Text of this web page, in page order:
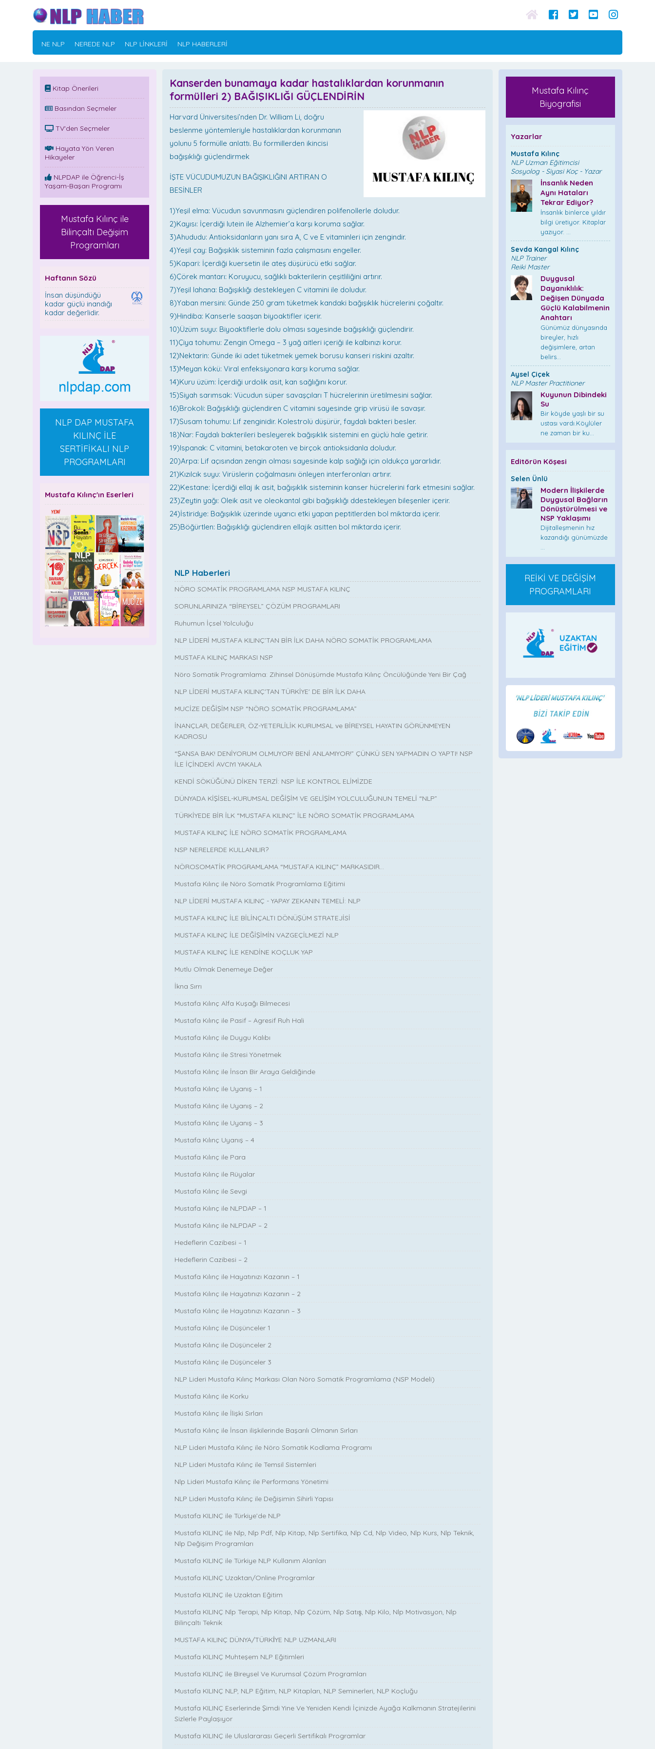
NE NLP NEREDE NLP NLP LİNKLERİ NLP HABERLERİ
Kitap Önerileri
Basından Seçmeler
TV'den Seçmeler
Hayata Yön Veren
Hikayeler
NLPDAP ile Öğrenci-İş
Yaşam-Başarı Programı
Mustafa Kılınç ile
Bilinçaltı Değişim
Programları
Haftanın Sözü
İnsan düşündüğü
kadar güçlü inandığı
kadar değerlidir.
NLP DAP MUSTAFA
KILINÇ İLE
SERTİFİKALI NLP
PROGRAMLARI
Mustafa Kılınç'ın Eserleri
Kanserden bunamaya kadar hastalıklardan korunmanın
formülleri 2) BAĞIŞIKLIĞI GÜÇLENDİRİN
Harvard Üniversitesi’nden Dr. William Li, doğru
beslenme yöntemleriyle hastalıklardan korunmanın
yolunu 5 formülle anlattı. Bu formillerden ikincisi
bağışıklığı güçlendirmek
İŞTE VÜCUDUMUZUN BAĞIŞIKLIĞINI ARTIRAN O
BESİNLER
1)Yeşil elma: Vücudun savunmasını güçlendiren polifenollerle doludur.
2)Kayısı: İçerdiği lutein ile Alzhemier’a karşı koruma sağlar.
3)Ahududu: Antioksidanların yanı sıra A, C ve E vitaminleri için zengindir.
4)Yeşil çay: Bağışıklık sisteminin fazla çalışmasını engeller.
5)Kapari: İçerdiği kuersetin ile ateş düşürücü etki sağlar.
6)Çörek mantarı: Koruyucu, sağlıklı bakterilerin çeşitliliğini artırır.
7)Yeşil lahana: Bağışıklığı destekleyen C vitamini ile doludur.
8)Yaban mersini: Günde 250 gram tüketmek kandaki bağışıklık hücrelerini çoğaltır.
9)Hindiba: Kanserle saaşan biyoaktifler içerir.
10)Üzüm suyu: Biyoaktiflerle dolu olması sayesinde bağışıklığı güçlendirir.
11)Çiya tohumu: Zengin Omega – 3 yağ aitleri içeriği ile kalbınızı korur.
12)Nektarin: Günde iki adet tüketmek yemek borusu kanseri riskini azaltır.
13)Meyan kökü: Viral enfeksiyonara karşı koruma sağlar.
14)Kuru üzüm: İçerdiği urdolik asit, kan sağlığını korur.
15)Siyah sarımsak: Vücudun süper savaşçıları T hücrelerinin üretilmesini sağlar.
16)Brokoli: Bağışıklığı güçlendiren C vitamini sayesinde grip virüsü ile savaşır.
17)Susam tohumu: Lif zenginidir. Kolestrolü düşürür, faydalı bakteri besler.
18)Nar: Faydalı bakterileri besleyerek bağışıklık sistemini en güçlü hale getirir.
19)Ispanak: C vitamini, betakaroten ve birçok antioksidanla doludur.
20)Arpa: Lif açısından zengin olması sayesinde kalp sağlığı için oldukça yararlıdır.
21)Kızılcık suyu: Virüslerin çoğalmasını önleyen interferonları artırır.
22)Kestane: İçerdiği ellaj ik asit, bağışıklık sisteminin kanser hücrelerini fark etmesini sağlar.
23)Zeytin yağı: Oleik asit ve oleokantal gibi bağışıklığı ddestekleyen bileşenler içerir.
24)İstiridye: Bağışıklık üzerinde uyarıcı etki yapan peptitlerden bol miktarda içerir.
25)Böğürtlen: Bağışıklığı güçlendiren ellajik asitten bol miktarda içerir.
NLP Haberleri
NÖRO SOMATİK PROGRAMLAMA NSP MUSTAFA KILINÇ
SORUNLARINIZA “BİREYSEL” ÇÖZÜM PROGRAMLARI
Ruhumun İçsel Yolculuğu
NLP LİDERİ MUSTAFA KILINÇ’TAN BİR İLK DAHA NÖRO SOMATİK PROGRAMLAMA
MUSTAFA KILINÇ MARKASI NSP
Nöro Somatik Programlama: Zihinsel Dönüşümde Mustafa Kılınç Öncülüğünde Yeni Bir Çağ
NLP LİDERİ MUSTAFA KILINÇ'TAN TÜRKİYE' DE BİR İLK DAHA
MUCİZE DEĞİŞİM NSP “NÖRO SOMATİK PROGRAMLAMA”
İNANÇLAR, DEĞERLER, ÖZ-YETERLİLİK KURUMSAL ve BİREYSEL HAYATIN GÖRÜNMEYEN
KADROSU
“ŞANSA BAK! DENİYORUM OLMUYOR! BENİ ANLAMIYOR!” ÇÜNKÜ SEN YAPMADIN O YAPTI! NSP
İLE İÇİNDEKİ AVCIYI YAKALA
KENDİ SÖKÜĞÜNÜ DİKEN TERZİ: NSP İLE KONTROL ELİMİZDE
DÜNYADA KİŞİSEL-KURUMSAL DEĞİŞİM VE GELİŞİM YOLCULUĞUNUN TEMELİ “NLP”
TÜRKİYEDE BİR İLK “MUSTAFA KILINÇ” İLE NÖRO SOMATİK PROGRAMLAMA
MUSTAFA KILINÇ İLE NÖRO SOMATİK PROGRAMLAMA
NSP NERELERDE KULLANILIR?
NÖROSOMATİK PROGRAMLAMA “MUSTAFA KILINÇ” MARKASIDIR…
Mustafa Kılınç ile Nöro Somatik Programlama Eğitimi
NLP LİDERİ MUSTAFA KILINÇ - YAPAY ZEKANIN TEMELİ: NLP
MUSTAFA KILINÇ İLE BİLİNÇALTI DÖNÜŞÜM STRATEJİSİ
MUSTAFA KILINÇ İLE DEĞİŞİMİN VAZGEÇİLMEZİ NLP
MUSTAFA KILINÇ İLE KENDİNE KOÇLUK YAP
Mutlu Olmak Denemeye Değer
İkna Sırrı
Mustafa Kılınç Alfa Kuşağı Bilmecesi
Mustafa Kılınç ile Pasif – Agresif Ruh Hali
Mustafa Kılınç ile Duygu Kalıbı
Mustafa Kılınç ile Stresi Yönetmek
Mustafa Kılınç ile İnsan Bir Araya Geldiğinde
Mustafa Kılınç ile Uyanış – 1
Mustafa Kılınç ile Uyanış – 2
Mustafa Kılınç ile Uyanış – 3
Mustafa Kılınç Uyanış – 4
Mustafa Kılınç ile Para
Mustafa Kılınç ile Rüyalar
Mustafa Kılınç ile Sevgi
Mustafa Kılınç ile NLPDAP – 1
Mustafa Kılınç ile NLPDAP – 2
Hedeflerin Cazibesi – 1
Hedeflerin Cazibesi – 2
Mustafa Kılınç ile Hayatınızı Kazanın – 1
Mustafa Kılınç ile Hayatınızı Kazanın – 2
Mustafa Kılınç ile Hayatınızı Kazanın – 3
Mustafa Kılınç ile Düşünceler 1
Mustafa Kılınç ile Düşünceler 2
Mustafa Kılınç ile Düşünceler 3
NLP Lideri Mustafa Kılınç Markası Olan Nöro Somatik Programlama (NSP Modeli)
Mustafa Kılınç ile Korku
Mustafa Kılınç ile İlişki Sırları
Mustafa Kılınç ile İnsan ilişkilerinde Başarılı Olmanın Sırları
NLP Lideri Mustafa Kılınç ile Nöro Somatik Kodlama Programı
NLP Lideri Mustafa Kılınç ile Temsil Sistemleri
Nlp Lideri Mustafa Kılınç ile Performans Yönetimi
NLP Lideri Mustafa Kılınç ile Değişimin Sihirli Yapısı
Mustafa KILINÇ ile Türkiye’de NLP
Mustafa KILINÇ ile Nlp, Nlp Pdf, Nlp Kitap, Nlp Sertifika, Nlp Cd, Nlp Video, Nlp Kurs, Nlp Teknik,
Nlp Değişim Programları
Mustafa KILINÇ ile Türkiye NLP Kullanım Alanları
Mustafa KILINÇ Uzaktan/Online Programlar
Mustafa KILINÇ ile Uzaktan Eğitim
Mustafa KILINÇ Nlp Terapi, Nlp Kitap, Nlp Çözüm, Nlp Satış, Nlp Kilo, Nlp Motivasyon, Nlp
Bilinçaltı Teknik
MUSTAFA KILINÇ DÜNYA/TÜRKİYE NLP UZMANLARI
Mustafa KILINÇ Muhteşem NLP Eğitimleri
Mustafa KILINÇ ile Bireysel Ve Kurumsal Çözüm Programları
Mustafa KILINÇ NLP, NLP Eğitim, NLP Kitapları, NLP Seminerleri, NLP Koçluğu
Mustafa KILINÇ Eserlerinde Şimdi Yine Ve Yeniden Kendi İçinizde Ayağa Kalkmanın Stratejilerini
Sizlerle Paylaşıyor
Mustafa KILINÇ ile Uluslararası Geçerli Sertifikalı Programlar
Mustafa Kılınç
Biyografisi
Yazarlar
Mustafa Kılınç
NLP Uzman Eğitimcisi
Sosyolog - Siyasi Koç - Yazar
İnsanlık Neden
Aynı Hataları
Tekrar Ediyor?
İnsanlık binlerce yıldır
bilgi üretiyor. Kitaplar
yazıyor. ...
Sevda Kangal Kılınç
NLP Trainer
Reiki Master
Duygusal
Dayanıklılık:
Değişen Dünyada
Güçlü Kalabilmenin
Anahtarı
Günümüz dünyasında
bireyler, hızlı
değişimlere, artan
belirs...
Aysel Çiçek
NLP Master Practitioner
Kuyunun Dibindeki
Su
Bir köyde yaşlı bir su
ustası vardı.Köylüler
ne zaman bir ku...
Editörün Köşesi
Selen Ünlü
Modern İlişkilerde
Duygusal Bağların
Dönüştürülmesi ve
NSP Yaklaşımı
Dijitalleşmenin hız
kazandığı günümüzde
...
REİKİ VE DEĞİŞİM
PROGRAMLARI